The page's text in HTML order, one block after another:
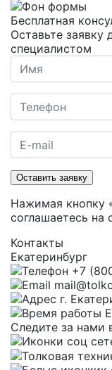
Бесплатная
Оставьте заявку
специалистом
Оставить заявку
Нажимая кнопку
соглашаетесь на
Контакты
Екатеринбург
+7
г.
Cледите за нами